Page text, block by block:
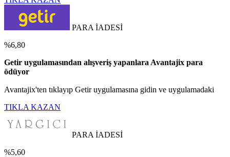
PARA İADESİ
%6,80
Getir uygulamasından alışveriş yapanlara Avantajix para
ödüyor
Avantajix'ten tıklayıp Getir uygulamasına gidin ve uygulamadaki
TIKLA KAZAN
PARA İADESİ
%5,60